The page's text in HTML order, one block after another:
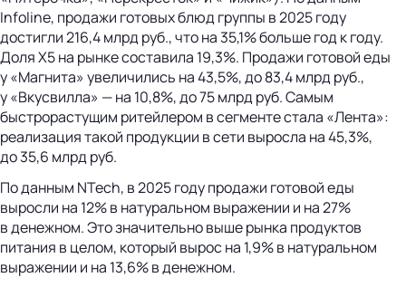
Infoline, продажи готовых блюд группы в 2025 году
достигли 216,4 млрд руб., что на 35,1% больше год к году.
Доля X5 на рынке составила 19,3%. Продажи готовой еды
у «Магнита» увеличились на 43,5%, до 83,4 млрд руб.,
у «Вкусвилла» — на 10,8%, до 75 млрд руб. Самым
быстрорастущим ритейлером в сегменте стала «Лента»:
реализация такой продукции в сети выросла на 45,3%,
до 35,6 млрд руб.
По данным NTech, в 2025 году продажи готовой еды
выросли на 12% в натуральном выражении и на 27%
в денежном. Это значительно выше рынка продуктов
питания в целом, который вырос на 1,9% в натуральном
выражении и на 13,6% в денежном.